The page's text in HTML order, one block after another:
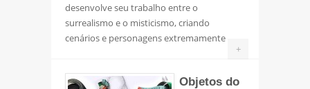
desenvolve seu trabalho entre o
surrealismo e o misticismo, criando
cenários e personagens extremamente
+
Objetos do